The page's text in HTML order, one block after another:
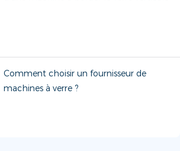
Comment choisir un fournisseur de
machines à verre ?